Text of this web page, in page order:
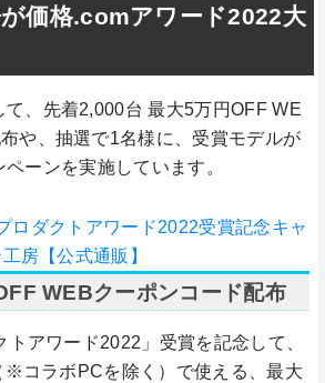
価格.comアワード2022大
て、先着2,000台 最大5万円OFF WE
や、抽選で1名様に、受賞モデルが
ーンを実施しています。
ロダクトアワード2022受賞記念キャ
房【公式通販】
WEBクーポンコード配布
トアワード2022」受賞を記念して、
コラボPCを除く）で使える、最大